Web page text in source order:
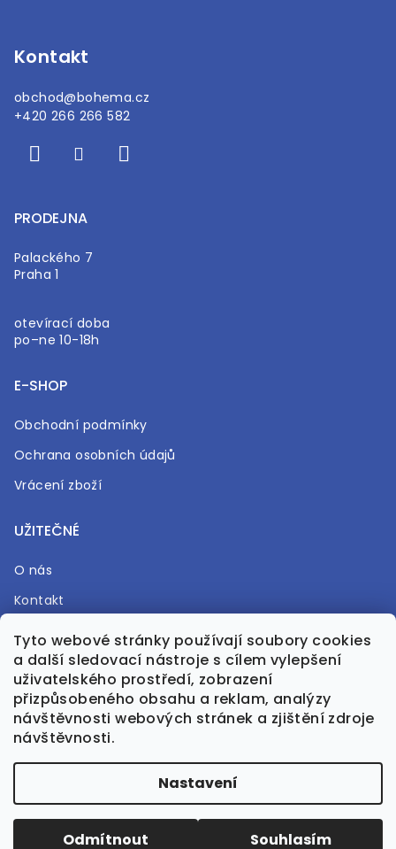
Tyto webové stránky používají soubory cookies
a další sledovací nástroje s cílem vylepšení
uživatelského prostředí, zobrazení
přizpůsobeného obsahu a reklam, analýzy
návštěvnosti webových stránek a zjištění zdroje
návštěvnosti.
Nastavení
Odmítnout Souhlasím
Kontakt
obchod@bohema.cz
+420 266 266 582
PRODEJNA
Palackého 7
Praha 1
otevírací doba
po–ne 10-18h
E-SHOP
Obchodní podmínky
Ochrana osobních údajů
Vrácení zboží
UŽITEČNÉ
O nás
Kontakt
Prodejna
Copyright 2026Bohéma . Všechna práva vyhrazena.
Upravila GreenPanda.cz